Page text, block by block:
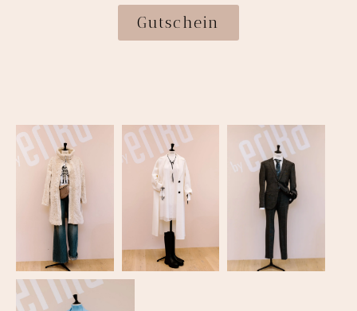
Gutschein